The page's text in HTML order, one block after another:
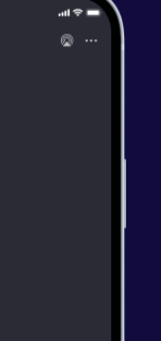
Peretz - I